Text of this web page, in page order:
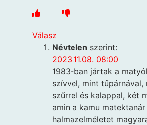
Válasz
Névtelen szerint:
2023.11.08. 08:00
1983-ban jártak a
szívvel, mint tűpárnával,
szűrrel és kalappal, két
amin a kamu matektanár
halmazelméletet